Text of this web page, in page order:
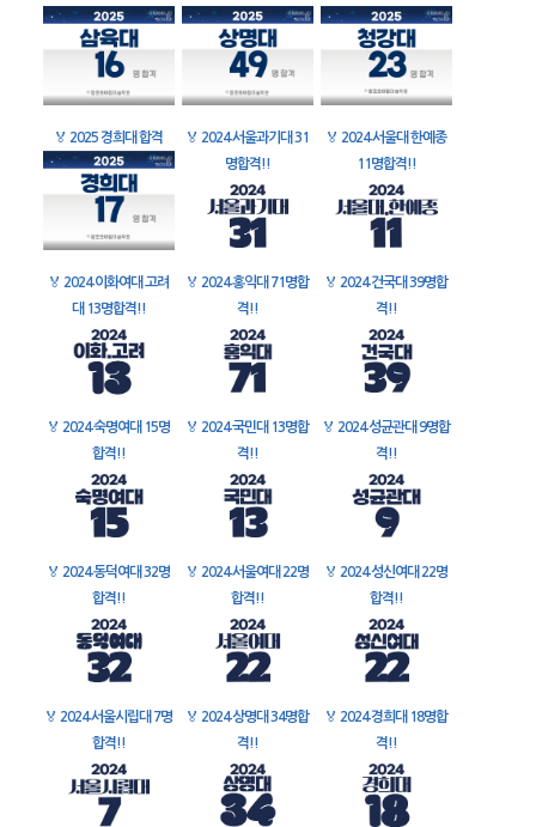
🏅 2025 경희대 합격 🏅 2024 서울과기대 31
명합격!!
🏅 2024 서울대 한예종
11명합격!!
🏅 2024 이화여대 고려
대 13명합격!!
🏅 2024 홍익대 71명합
격!!
🏅 2024 건국대 39명합
격!!
🏅 2024 숙명여대 15명
합격!!
🏅 2024 국민대 13명합
격!!
🏅 2024 성균관대 9명합
격!!
🏅 2024 동덕여대 32명
합격!!
🏅 2024 서울여대 22명
합격!!
🏅 2024 성신여대 22명
합격!!
🏅 2024 서울시립대 7명
합격!!
🏅 2024 상명대 34명합
격!!
🏅 2024 경희대 18명합
격!!